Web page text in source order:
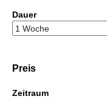
Dauer
Preis
Zeitraum